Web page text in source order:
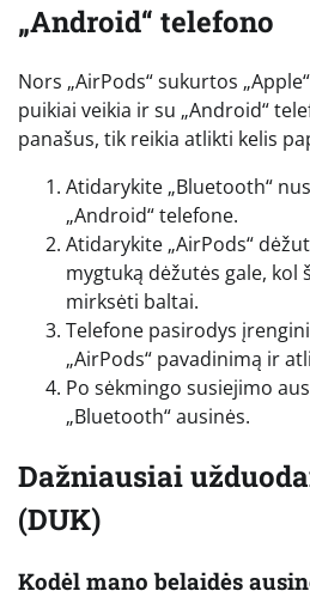
„Android“ telefono
Nors „AirPods“ sukurtos
puikiai veikia ir su „Android“
panašus, tik reikia atlikti kelis
Atidarykite „Bluetooth“
„Android“ telefone.
Atidarykite „AirPods“
mygtuką dėžutės gale, kol
mirksėti baltai.
Telefone pasirodys
„AirPods“ pavadinimą ir
Po sėkmingo susiejimo
„Bluetooth“ ausinės.
Dažniausiai
(DUK)
Kodėl mano belaidės